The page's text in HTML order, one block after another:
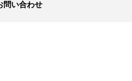
問い合わせ